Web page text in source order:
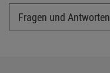
Fragen und Antworten